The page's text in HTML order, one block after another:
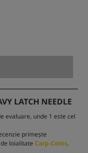
LATCH NEEDLE
evaluare, unde 1 este cel
primește
loialitate Carp-Coins.